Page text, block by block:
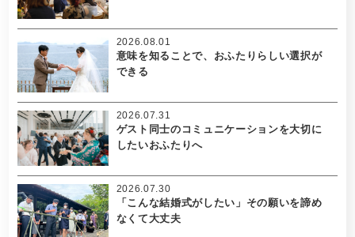
意味を知ることで、おふたりらしい選択が
できる
2026.08.01
ゲスト同士のコミュニケーションを大切に
したいおふたりへ
2026.07.31
「こんな結婚式がしたい」その願いを諦め
なくて大丈夫
2026.07.30